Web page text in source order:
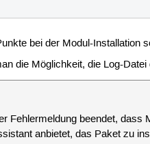
bei der Modul-Installation
die Möglichkeit, die Log-
beendet,
anbietet, das Paket zu